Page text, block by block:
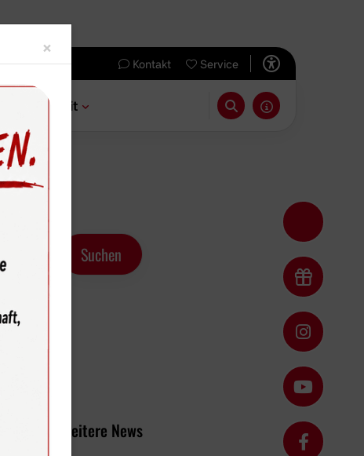
Kontakt Service
Fun & Freizeit
Weitere News
× Close